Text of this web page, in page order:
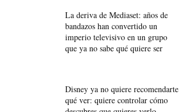
La deriva de Mediaset: años de
bandazos han convertido un
imperio televisivo en un grupo
que ya no sabe qué quiere ser
Disney ya no quiere recomendarte
qué ver: quiere controlar cómo